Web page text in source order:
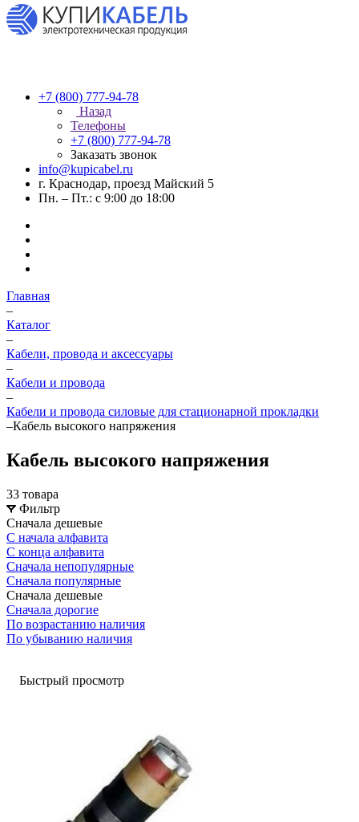
+7 (800) 777-94-78
Назад
Телефоны
+7 (800) 777-94-78
Заказать звонок
info@kupicabel.ru
г. Краснодар, проезд Майский 5
Пн. – Пт.: с 9:00 до 18:00
Главная
–
Каталог
–
Кабели, провода и аксессуары
–
Кабели и провода
–
Кабели и провода силовые для стационарной прокладки
–Кабель высокого напряжения
Кабель высокого напряжения
33 товара
Фильтр
Сначала дешевые
С начала алфавита
С конца алфавита
Сначала непопулярные
Сначала популярные
Сначала дешевые
Сначала дорогие
По возрастанию наличия
По убыванию наличия
Быстрый просмотр